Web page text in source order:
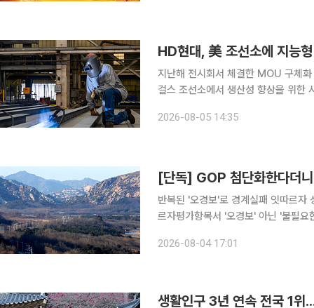
HD현대, 美 조선소에 지능
지난해 전시회서 체결한 MOU 구체화 HD현대는 최근 미국 방산 조선사인 헌팅턴 잉걸스 산하 잉
걸스 조선소에서 생산성 향상을 위한 시범사업에
기술 협력을 위한 양해각서(MOU)’
2026-08-05 14:35
[단독] GOP 첨단화한다더
반복된 '오경보'로 경계실패 잇따르자 성능
르자평가항목서 '오경보' 아닌 '불필
전초(GOP)과학화경계시스템 성능개
2026-08-04 17:01
생활인구 3년 연속 전국 1위